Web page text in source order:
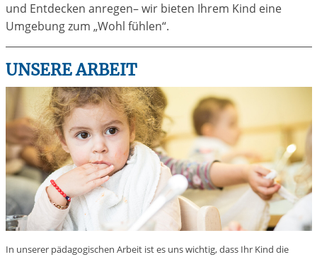
und Entdecken anregen– wir bieten Ihrem Kind eine
Umgebung zum „Wohl fühlen“.
UNSERE ARBEIT
In unserer pädagogischen Arbeit ist es uns wichtig, dass Ihr Kind die